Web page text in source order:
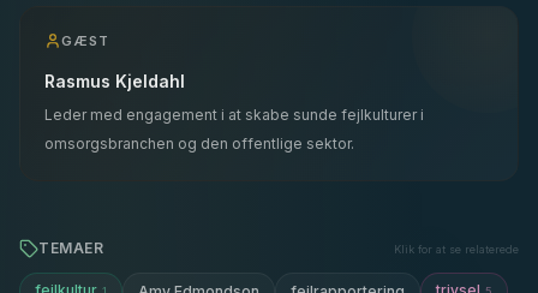
GÆST
Rasmus Kjeldahl
Leder med engagement i at skabe sunde fejlkulturer i
omsorgsbranchen og den offentlige sektor.
TEMAER Klik for at se relaterede